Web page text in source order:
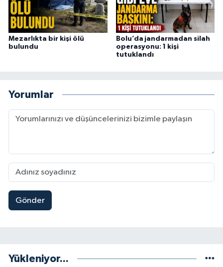
Mezarlıkta bir kişi ölü
bulundu
Bolu’da jandarmadan silah
operasyonu: 1 kişi
tutuklandı
Yorumlar
Gönder
Yükleniyor...